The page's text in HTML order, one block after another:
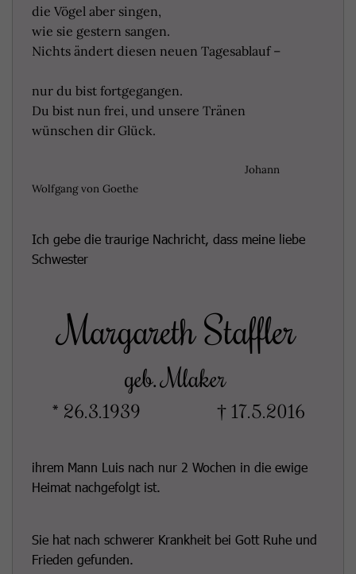
die Vögel aber singen,
wie sie gestern sangen.
Nichts ändert diesen neuen Tagesablauf –
nur du bist fortgegangen.
Du bist nun frei, und unsere Tränen
wünschen dir Glück.
Johann
Wolfgang von Goethe
Ich gebe die traurige Nachricht, dass meine liebe
Schwester
Margareth Staffler
geb. Mlaker
* 26.3.1939 † 17.5.2016
ihrem Mann Luis nach nur 2 Wochen in die ewige
Heimat nachgefolgt ist.
Sie hat nach schwerer Krankheit bei Gott Ruhe und
Frieden gefunden.